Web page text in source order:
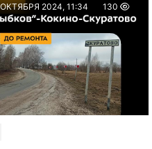
2024, 11:34 130